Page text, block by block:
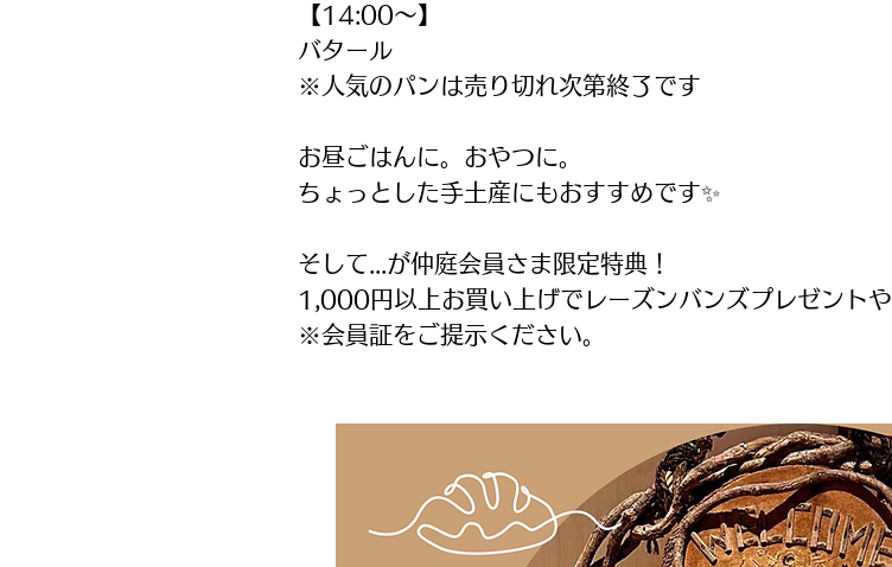
【14:00～】
バタール
※人気のパンは売り切れ次第終了です
お昼ごはんに。おやつに。
ちょっとした手土産にもおすすめです✨
そして...が仲庭会員さま限定特典！
1,000円以上お買い上げでレーズンバンズプレゼントや
※会員証をご提示ください。